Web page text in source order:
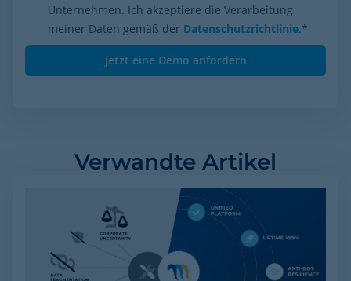
Unternehmen. Ich akzeptiere die Verarbeitung
meiner Daten gemäß der Datenschutzrichtlinie.*
Verwandte Artikel